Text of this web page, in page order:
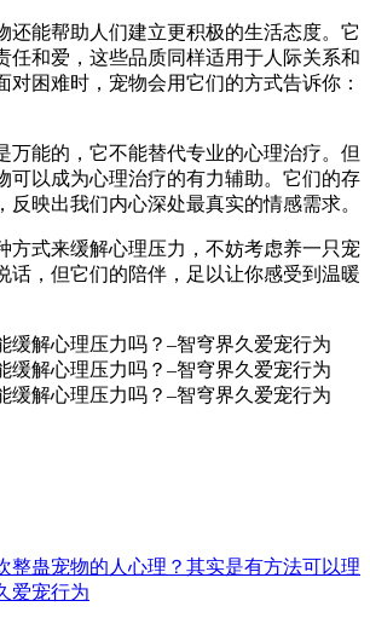
还能帮助人们建立更积极的生活态度。它
任和爱，这些品质同样适用于人际关系和
对困难时，宠物会用它们的方式告诉你：
万能的，它不能替代专业的心理治疗。但
可以成为心理治疗的有力辅助。它们的存
反映出我们内心深处最真实的情感需求。
方式来缓解心理压力，不妨考虑养一只宠
话，但它们的陪伴，足以让你感受到温暖